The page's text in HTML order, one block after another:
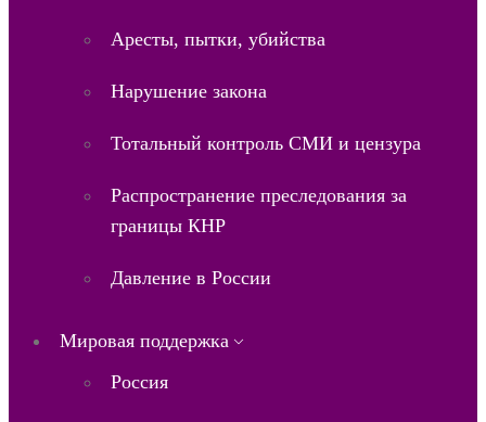
Аресты, пытки, убийства
Нарушение закона
Тотальный контроль СМИ и цензура
Распространение преследования за
границы КНР
Давление в России
Мировая поддержка
Россия